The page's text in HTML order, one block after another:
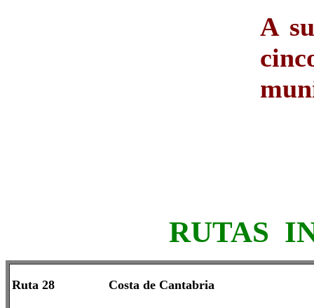
A
RUTAS
Ruta 28 Costa de Cantabria